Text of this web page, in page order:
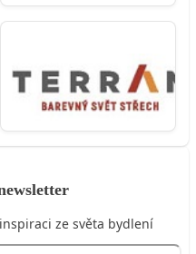
ze světa bydlení